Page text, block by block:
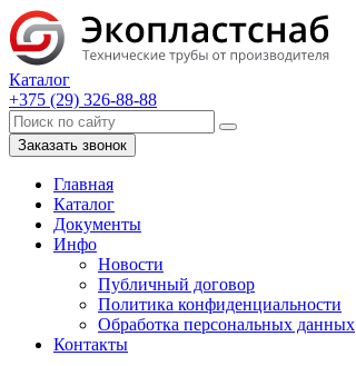
Каталог
+375 (29) 326-88-88
Заказать звонок
Главная
Каталог
Документы
Инфо
Новости
Публичный договор
Политика конфиденциальности
Обработка персональных данных
Контакты